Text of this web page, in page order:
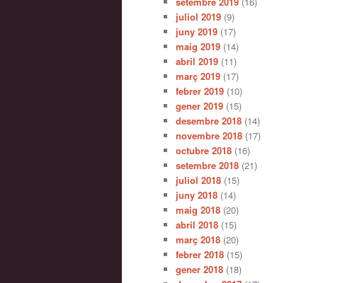
juliol 2019 (9)
juny 2019 (17)
maig 2019 (14)
abril 2019 (11)
març 2019 (17)
febrer 2019 (10)
gener 2019 (15)
desembre 2018 (14)
novembre 2018 (17)
octubre 2018 (16)
setembre 2018 (21)
juliol 2018 (15)
juny 2018 (14)
maig 2018 (20)
abril 2018 (15)
març 2018 (20)
febrer 2018 (15)
gener 2018 (18)